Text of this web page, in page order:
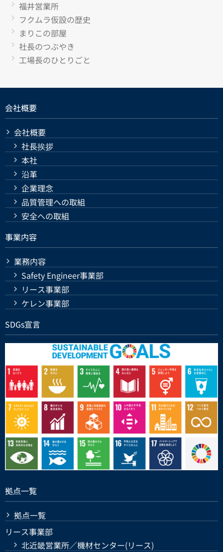
福井営業所
フクムラ仮設の歴史
まりこの部屋
社長のつぶやき
工場長のひとりごと
会社概要
会社概要
社長挨拶
本社
沿革
企業理念
品質管理への取組
安全への取組
事業内容
業務内容
Safety Engineer事業部
リース事業部
ケレン事業部
SDGs宣言
拠点一覧
拠点一覧
リース事業部
北近畿営業所／機材センター(リース)